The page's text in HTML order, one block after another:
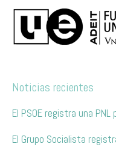
Noticias recientes
El PSOE registra una
El Grupo Socialista